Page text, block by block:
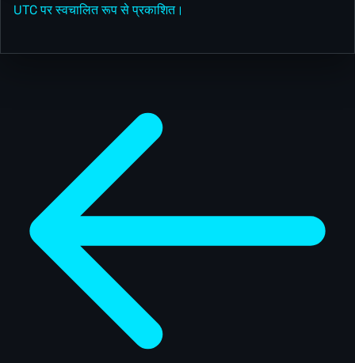
UTC पर स्वचालित रूप से प्रकाशित।